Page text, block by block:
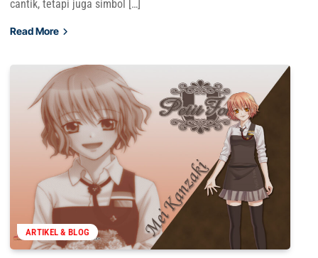
cantik, tetapi juga simbol […]
Read More
ARTIKEL & BLOG